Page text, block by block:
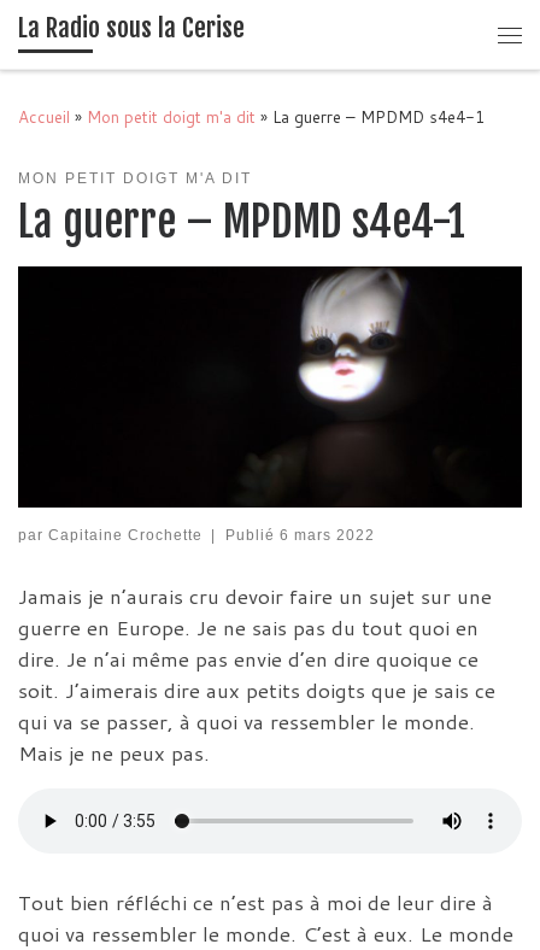
Passer au contenu
La Radio sous la Cerise
Accueil » Mon petit doigt m'a dit » La guerre – MPDMD s4e4-1
MON PETIT DOIGT M'A DIT
La guerre – MPDMD s4e4-1
par Capitaine Crochette | Publié 6 mars 2022
Jamais je n’aurais cru devoir faire un sujet sur une
guerre en Europe. Je ne sais pas du tout quoi en
dire. Je n’ai même pas envie d’en dire quoique ce
soit. J’aimerais dire aux petits doigts que je sais ce
qui va se passer, à quoi va ressembler le monde.
Mais je ne peux pas.
Tout bien réfléchi ce n’est pas à moi de leur dire à
quoi va ressembler le monde. C’est à eux. Le monde